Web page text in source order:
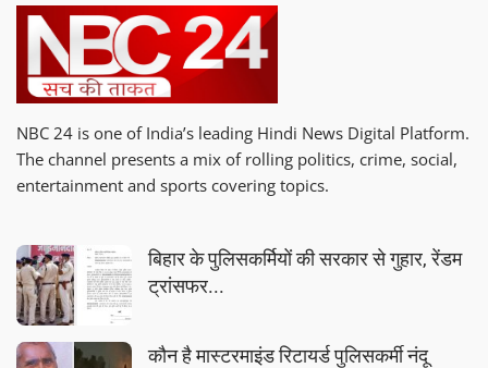
NBC 24 is one of India’s leading Hindi News Digital Platform.
The channel presents a mix of rolling politics, crime, social,
entertainment and sports covering topics.
बिहार के पुलिसकर्मियों की सरकार से गुहार, रेंडम
ट्रांसफर...
कौन है मास्टरमाइंड रिटायर्ड पुलिसकर्मी नंदू